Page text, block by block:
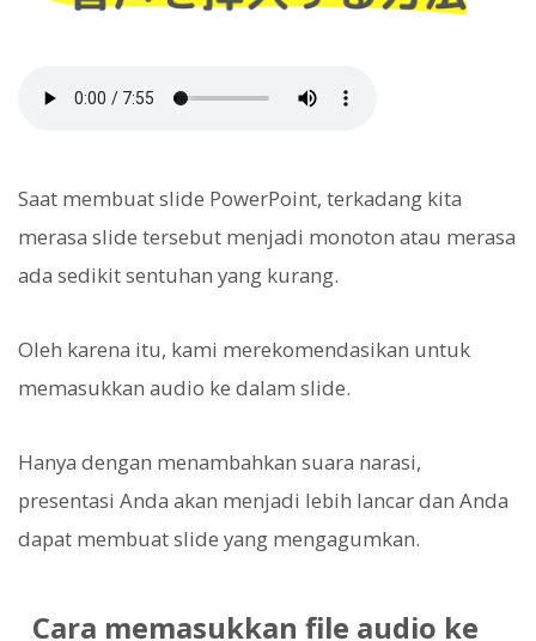
Saat membuat slide PowerPoint, terkadang kita
merasa slide tersebut menjadi monoton atau merasa
ada sedikit sentuhan yang kurang.
Oleh karena itu, kami merekomendasikan untuk
memasukkan audio ke dalam slide.
Hanya dengan menambahkan suara narasi,
presentasi Anda akan menjadi lebih lancar dan Anda
dapat membuat slide yang mengagumkan.
Cara memasukkan file audio ke